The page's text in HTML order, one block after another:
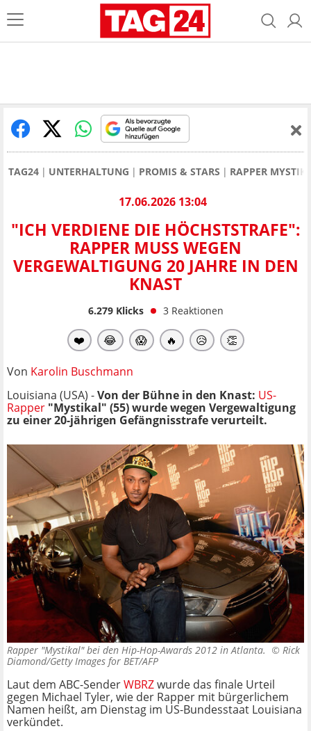
TAG24 UNTERHALTUNG PROMIS & STARS RAPPER
17.06.2026 13:04
"ICH VERDIENE DIE HÖCHSTSTRAFE":
RAPPER MUSS WEGEN
VERGEWALTIGUNG 20 JAHRE IN DEN
KNAST
6.279Klicks 3 Reaktionen
❤️ 😂 😱 🔥 😥 👏
Von Karolin Buschmann
Louisiana (USA) -Von der Bühne in den Knast: US-
Rapper "Mystikal" (55) wurde wegen Vergewaltigung
zu einer 20-jährigen Gefängnisstrafe verurteilt.
Rapper "Mystikal" bei den Hip-Hop-Awards 2012 in Atlanta. © Rick
Diamond/Getty Images for BET/AFP
Laut dem ABC-SenderWBRZwurde das finale Urteil
gegen Michael Tyler, wie der Rapper mit bürgerlichem
Namen heißt, am Dienstag im US-Bundesstaat Louisiana
verkündet.